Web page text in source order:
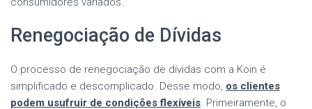
Renegociação de Dívidas
O processo de renegociação de dívidas com a Koin é
simplificado e descomplicado. Desse modo, os clientes
podem usufruir de condições flexíveis. Primeiramente, o